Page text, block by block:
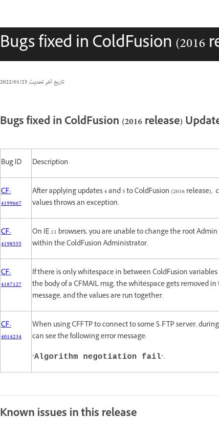
Bugs fixed in ColdFusion (2016
تاريخ آخر تحديث25‏/01‏/2022
Bugs fixed in ColdFusion (2016 release)
Bug ID Description
CF-
4199667
After applying updates 4 and 5 to ColdFusion (2016
values throws an exception.
CF-
4198555
On IE 11 browsers, you are unable to change the root
within the ColdFusion Administrator.
CF-
4187127
If there is only whitespace in between ColdFusion
the body of a CFMAIL msg, the whitespace gets removed
message, and the values are run together.
CF-
4014234
When using CFFTP to connect to some S-FTP server,
can see the following error message:
"Algorithm negotiation fail".
Known issues in this release